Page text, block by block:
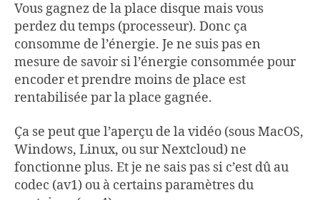
Vous gagnez de la place disque mais vous
perdez du temps (processeur). Donc ça
consomme de l’énergie. Je ne suis pas en
mesure de savoir si l’énergie consommée pour
encoder et prendre moins de place est
rentabilisée par la place gagnée.
Ça se peut que l’aperçu de la vidéo (sous MacOS,
Windows, Linux, ou sur Nextcloud) ne
fonctionne plus. Et je ne sais pas si c’est dû au
codec (av1) ou à certains paramètres du